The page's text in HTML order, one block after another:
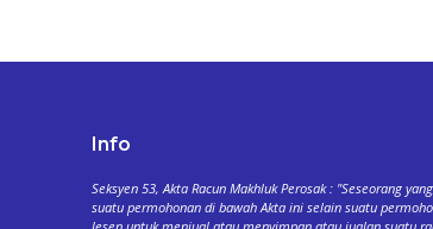
Info
Seksyen 53, Akta Racun Makhluk Perosak : "Seseorang
suatu permohonan di bawah Akta ini selain suatu